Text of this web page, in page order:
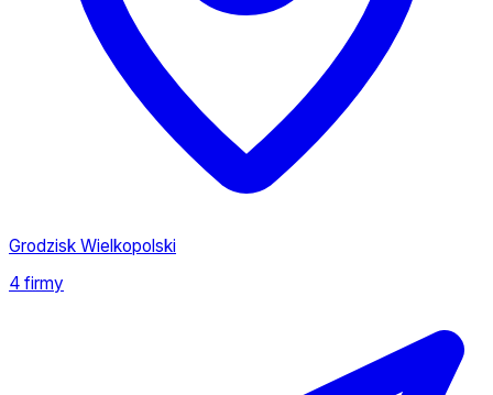
Grodzisk Wielkopolski
4 firmy